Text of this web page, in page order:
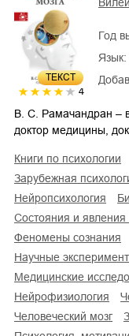
ТЕКСТ
4
Год
Язык:
В. С. Рамачандран –
доктор медицины,
книги по психологии
зарубежная
нейропсихология
состояния и явления
феномены сознания
научные
медицинские
нейрофизиология
человеческий мозг